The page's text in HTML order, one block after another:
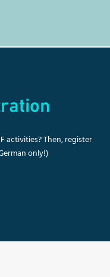
activities? Then, register
only!)